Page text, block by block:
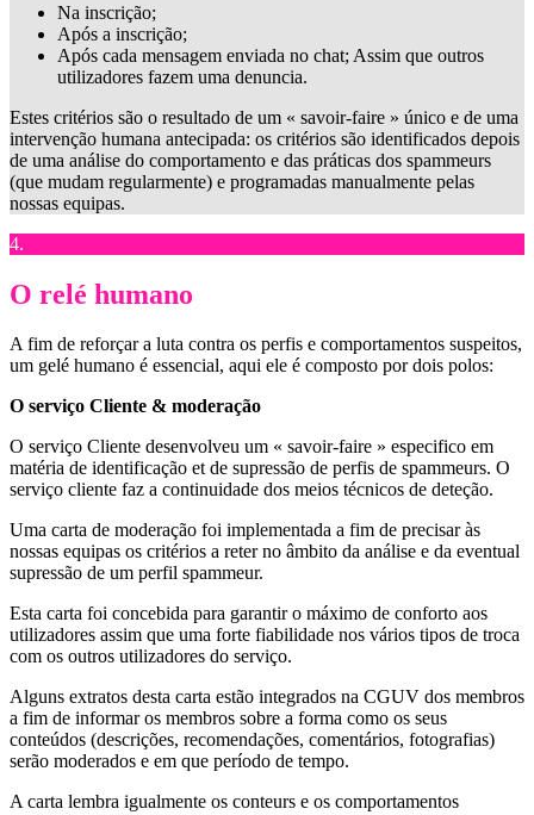
Na inscrição;
Após a inscrição;
Após cada mensagem enviada no chat; Assim que outros
utilizadores fazem uma denuncia.
Estes critérios são o resultado de um « savoir-faire » único e de uma
intervenção humana antecipada: os critérios são identificados depois
de uma análise do comportamento e das práticas dos spammeurs
(que mudam regularmente) e programadas manualmente pelas
nossas equipas.
4.
O relé humano
A fim de reforçar a luta contra os perfis e comportamentos suspeitos,
um gelé humano é essencial, aqui ele é composto por dois polos:
O serviço Cliente & moderação
O serviço Cliente desenvolveu um « savoir-faire » especifico em
matéria de identificação et de supressão de perfis de spammeurs. O
serviço cliente faz a continuidade dos meios técnicos de deteção.
Uma carta de moderação foi implementada a fim de precisar às
nossas equipas os critérios a reter no âmbito da análise e da eventual
supressão de um perfil spammeur.
Esta carta foi concebida para garantir o máximo de conforto aos
utilizadores assim que uma forte fiabilidade nos vários tipos de troca
com os outros utilizadores do serviço.
Alguns extratos desta carta estão integrados na CGUV dos membros
a fim de informar os membros sobre a forma como os seus
conteúdos (descrições, recomendações, comentários, fotografias)
serão moderados e em que período de tempo.
A carta lembra igualmente os conteurs e os comportamentos